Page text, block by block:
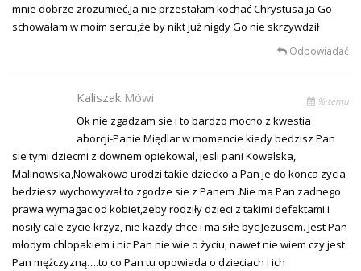
mnie dobrze zrozumieć.Ja nie przestałam kochać Chrystusa,ja Go
schowałam w moim sercu,że by nikt już nigdy Go nie skrzywdził
Odpowiadać
Kaliszak Mówi % temu
Ok nie zgadzam sie i to bardzo mocno z kwestia
aborcji-Panie Międlar w momencie kiedy bedzisz Pan
sie tymi dziecmi z downem opiekowal, jesli pani Kowalska,
Malinowska,Nowakowa urodzi takie dziecko a Pan je do konca zycia
bedziesz wychowywał to zgodze sie z Panem .Nie ma Pan zadnego
prawa wymagac od kobiet,zeby rodziły dzieci z takimi defektami i
nosiły cale zycie krzyz, nie kazdy chce i ma siłe byc Jezusem. Jest Pan
młodym chlopakiem i nic Pan nie wie o życiu, nawet nie wiem czy jest
Pan mężczyzną….to co Pan tu opowiada o dzieciach i ich